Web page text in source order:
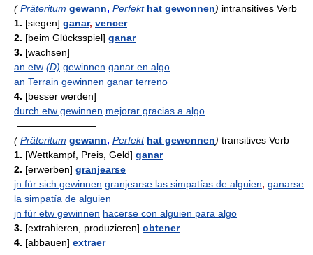
( Präteritum gewann, Perfekt hat gewonnen) intransitives Verb
1. [siegen] ganar, vencer
2. [beim Glücksspiel] ganar
3. [wachsen]
an etw (D) gewinnen ganar en algo
an Terrain gewinnen ganar terreno
4. [besser werden]
durch etw gewinnen mejorar gracias a algo
————————
( Präteritum gewann, Perfekt hat gewonnen) transitives Verb
1. [Wettkampf, Preis, Geld] ganar
2. [erwerben] granjearse
jn für sich gewinnen granjearse las simpatías de alguien, ganarse
la simpatía de alguien
jn für etw gewinnen hacerse con alguien para algo
3. [extrahieren, produzieren] obtener
4. [abbauen] extraer